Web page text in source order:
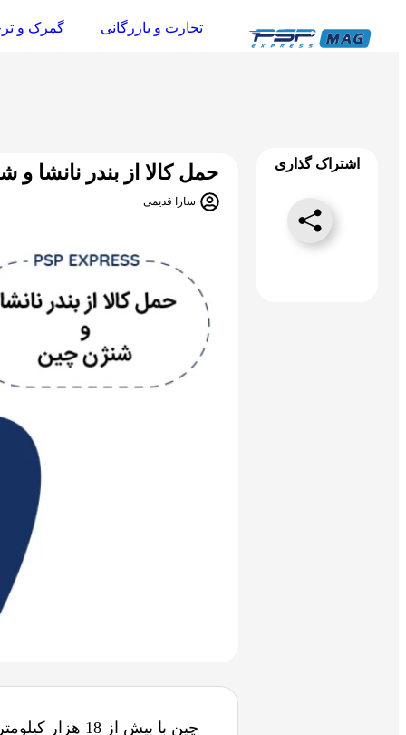
تجارت و بازرگانی گمرک و
اشتراک گذاری حمل کالا از بندر نانشا
سارا قدیمی
چین با بیش